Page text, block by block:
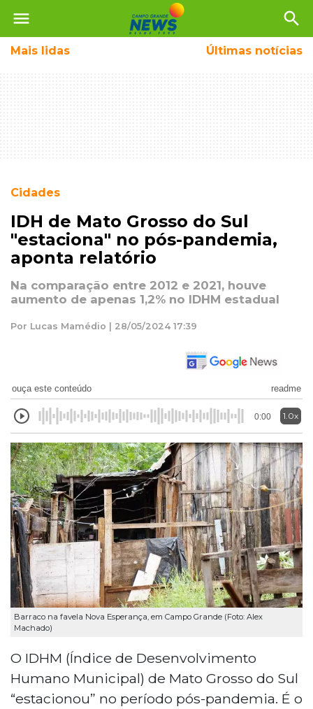
menu search
Mais lidas Últimas notícias
Cidades
IDH de Mato Grosso do Sul
"estaciona" no pós-pandemia,
aponta relatório
Na comparação entre 2012 e 2021, houve
aumento de apenas 1,2% no IDHM estadual
Por Lucas Mamédio | 28/05/2024 17:39
ouça este conteúdo readme
0:00 1.0x
Barraco na favela Nova Esperança, em Campo Grande (Foto: Alex
Machado)
O IDHM (Índice de Desenvolvimento
Humano Municipal) de Mato Grosso do Sul
“estacionou” no período pós-pandemia. É o